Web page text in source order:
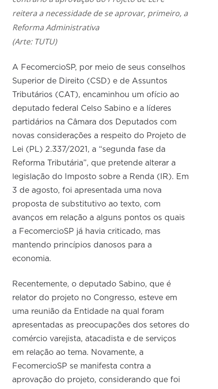
reitera a necessidade de se aprovar, primeiro, a
Reforma Administrativa
(Arte: TUTU)
A FecomercioSP, por meio de seus conselhos
Superior de Direito (CSD) e de Assuntos
Tributários (CAT), encaminhou um ofício ao
deputado federal Celso Sabino e a líderes
partidários na Câmara dos Deputados com
novas considerações a respeito do Projeto de
Lei (PL) 2.337/2021, a “segunda fase da
Reforma Tributária”, que pretende alterar a
legislação do Imposto sobre a Renda (IR). Em
3 de agosto, foi apresentada uma nova
proposta de substitutivo ao texto, com
avanços em relação a alguns pontos os quais
a FecomercioSP já havia criticado, mas
mantendo princípios danosos para a
economia.
Recentemente, o deputado Sabino, que é
relator do projeto no Congresso, esteve em
uma reunião da Entidade na qual foram
apresentadas as preocupações dos setores do
comércio varejista, atacadista e de serviços
em relação ao tema. Novamente, a
FecomercioSP se manifesta contra a
aprovação do projeto, considerando que foi